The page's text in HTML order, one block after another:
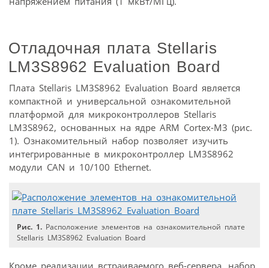
Отладочная плата Stellaris
LM3S8962 Evaluation Board
Плата Stellaris LM3S8962 Evaluation Board является
компактной и универсальной ознакомительной
платформой для микроконтроллеров Stellaris
LM3S8962, основанных на ядре ARM Cortex-M3 (рис.
1). Ознакомительный набор позволяет изучить
интегрированные в микроконтроллер LM3S8962
модули CAN и 10/100 Ethernet.
Рис. 1. Расположение элементов на ознакомительной плате
Stellaris LM3S8962 Evaluation Board